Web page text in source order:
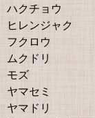
ハクチョウ
ヒレンジャク
フクロウ
ムクドリ
モズ
ヤマセミ
ヤマドリ